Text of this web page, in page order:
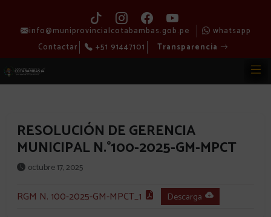
info@muniprovincialcotabambas.gob.pe
whatsapp
Contactar
+51 91447101 Transparencia
RESOLUCIÓN DE GERENCIA
MUNICIPAL N.°100-2025-GM-MPCT
octubre 17, 2025
RGM N. 100-2025-GM-MPCT_1 Descarga